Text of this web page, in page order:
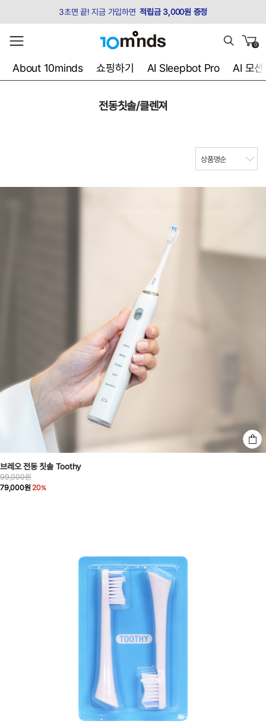
3초면 끝! 지금 가입하면 적립금 3,000원 증정
0
About 10minds 쇼핑하기 AI Sleepbot Pro AI 모션
전동칫솔/클렌져
브레오 전동 칫솔 Toothy
99,000원
79,000원 20